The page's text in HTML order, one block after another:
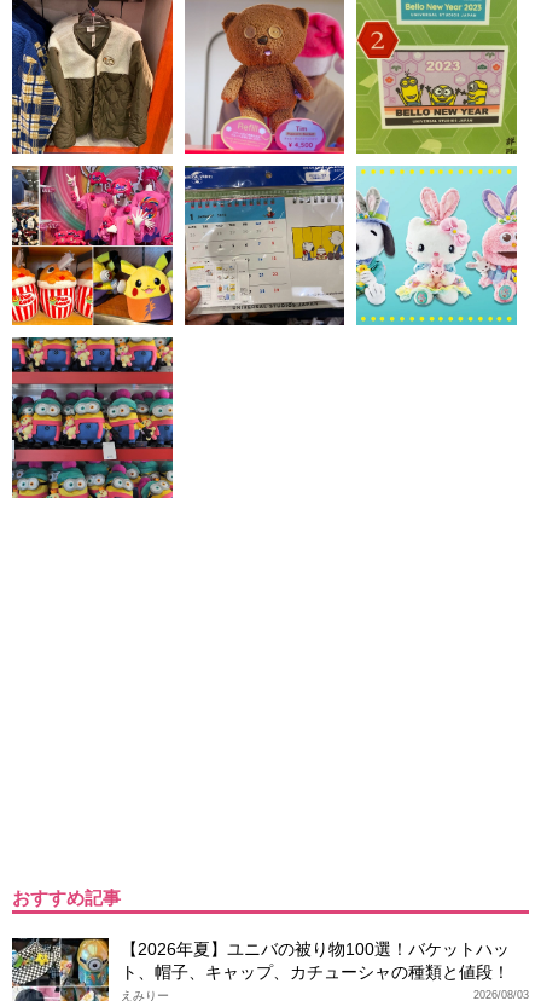
おすすめ記事
【2026年夏】ユニバの被り物100選！バケットハッ
ト、帽子、キャップ、カチューシャの種類と値段！
2026/08/03
えみりー